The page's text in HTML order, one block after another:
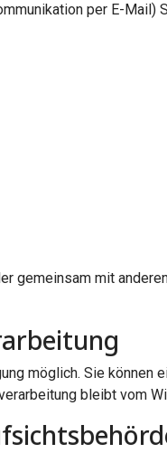
per E-
mit
möglich. Sie
bleibt vom